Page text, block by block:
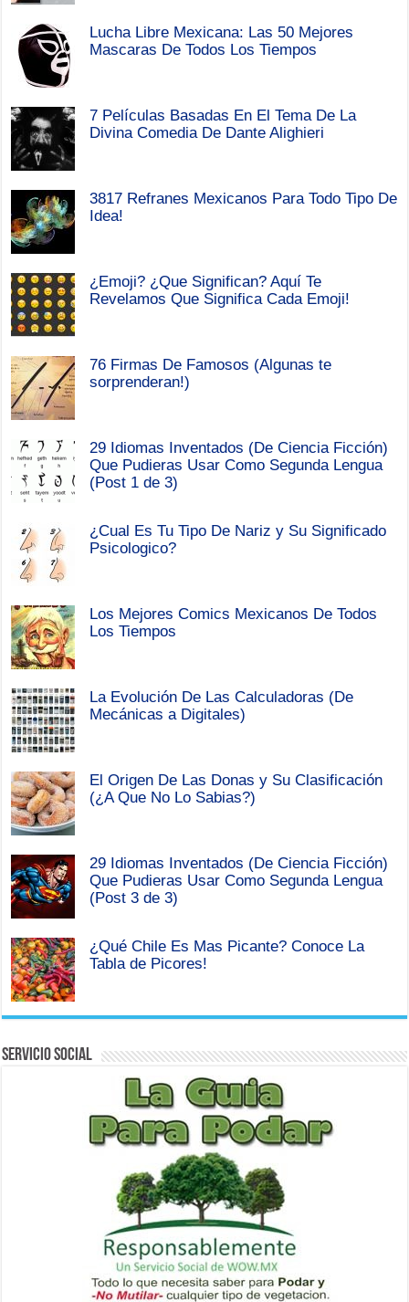
Lucha Libre Mexicana: Las 50 Mejores
Mascaras De Todos Los Tiempos
7 Películas Basadas En El Tema De La
Divina Comedia De Dante Alighieri
3817 Refranes Mexicanos Para Todo Tipo De
Idea!
¿Emoji? ¿Que Significan? Aquí Te
Revelamos Que Significa Cada Emoji!
76 Firmas De Famosos (Algunas te
sorprenderan!)
29 Idiomas Inventados (De Ciencia Ficción)
Que Pudieras Usar Como Segunda Lengua
(Post 1 de 3)
¿Cual Es Tu Tipo De Nariz y Su Significado
Psicologico?
Los Mejores Comics Mexicanos De Todos
Los Tiempos
La Evolución De Las Calculadoras (De
Mecánicas a Digitales)
El Origen De Las Donas y Su Clasificación
(¿A Que No Lo Sabias?)
29 Idiomas Inventados (De Ciencia Ficción)
Que Pudieras Usar Como Segunda Lengua
(Post 3 de 3)
¿Qué Chile Es Mas Picante? Conoce La
Tabla de Picores!
Servicio Social